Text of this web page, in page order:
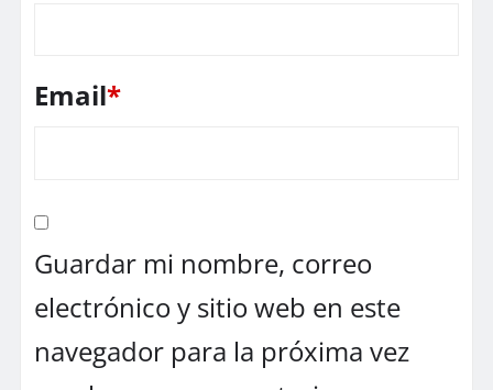
Email*
Guardar mi nombre, correo
electrónico y sitio web en este
navegador para la próxima vez